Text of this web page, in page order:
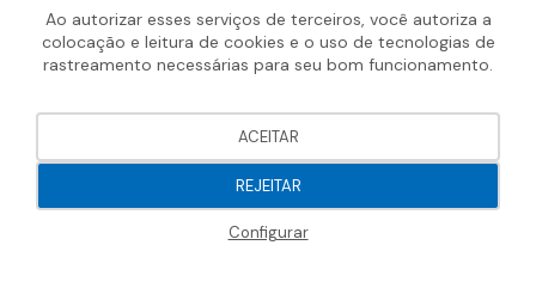
Soprema 2026
Ao autorizar esses serviços de terceiros, você autoriza a
colocação e leitura de cookies e o uso de tecnologias de
rastreamento necessárias para seu bom funcionamento.
REJEITAR
Configurar
ACEITAR